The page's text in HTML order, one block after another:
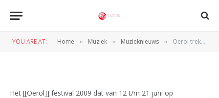
YOU ARE AT: Home » Muziek » Muzieknieuws » Oerol trekt 57.000 bezoekers
Het [[Oerol]] festival 2009 dat van 12 t/m 21 juni op